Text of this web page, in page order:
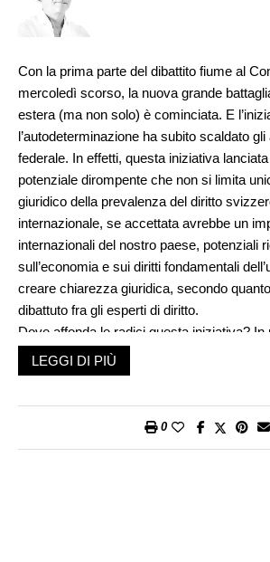
Con la prima parte del dibattito fiume al
mercoledì scorso, la nuova grande
estera (ma non solo) è cominciata. E
l’autodeterminazione ha subito scaldato
federale. In effetti, questa iniziativa lanciata
potenziale dirompente che non si limita
giuridico della prevalenza del diritto
internazionale, se accettata avrebbe un
internazionali del nostro paese, potenziali
sull’economia e sui diritti fondamentali
creare chiarezza giuridica, secondo
dibattuto fra gli esperti di diritto.
Dove affonda le radici questa iniziativa? In
Tribunale federale del 2012 in cui si
Convenzione europea dei diritti umani
che doveva essere espulso e quindi era
LEGGI DI PIÙ
0